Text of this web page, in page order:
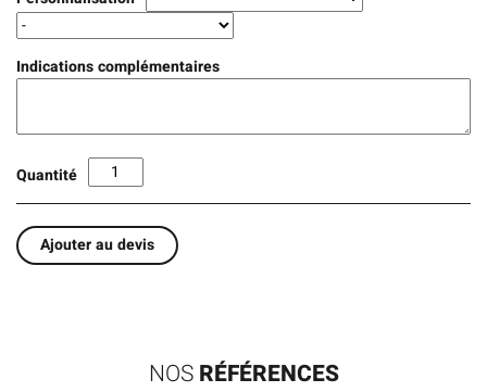
Indications complémentaires
Quantité
Ajouter au devis
NOSRÉFÉRENCES